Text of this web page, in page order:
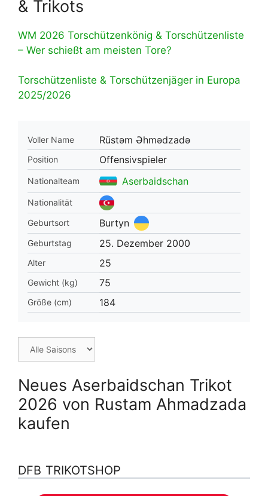
& Trikots
WM 2026 Torschützenkönig & Torschützenliste
– Wer schießt am meisten Tore?
Torschützenliste & Torschützenjäger in Europa
2025/2026
Voller Name Rüstəm Əhmədzadə
Position Offensivspieler
Nationalteam Aserbaidschan
Nationalität
Geburtsort
Burtyn
Geburtstag 25. Dezember 2000
Alter 25
Gewicht (kg) 75
Größe (cm) 184
Neues Aserbaidschan Trikot
2026 von Rustam Ahmadzada
kaufen
DFB TRIKOTSHOP